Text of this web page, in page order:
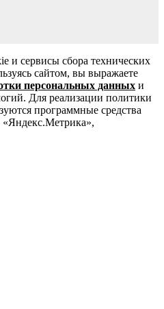
и сервисы сбора технических
сайтом, вы выражаете
персональных данных и
Для реализации политики
программные средства